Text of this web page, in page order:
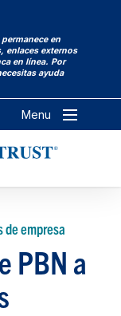
en
enlaces externos
en línea. Por
ayuda
Menu
empresa
PBN a